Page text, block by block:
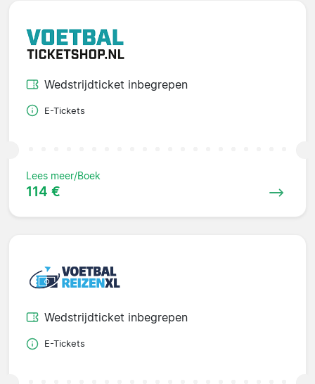
Wedstrijdticket inbegrepen
E-Tickets
Lees meer/Boek
114 €
Wedstrijdticket inbegrepen
E-Tickets